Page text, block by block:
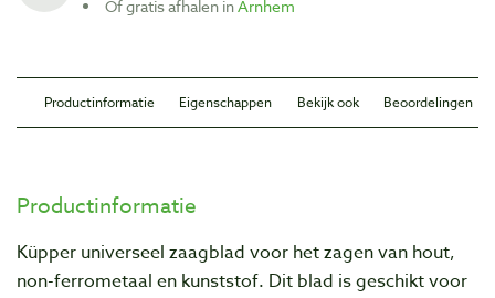
Of gratis afhalen inArnhem
Productinformatie Eigenschappen Bekijk ook Beoordelingen
Productinformatie
Küpper universeel zaagblad voor het zagen van hout,
non-ferrometaal en kunststof. Dit blad is geschikt voor